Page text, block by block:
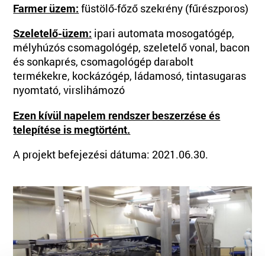
Farmer üzem: füstölő-főző szekrény (fűrészporos)
Szeletelő-üzem: ipari automata mosogatógép,
mélyhúzós csomagológép, szeletelő vonal, bacon
és sonkaprés, csomagológép darabolt
termékekre, kockázógép, ládamosó, tintasugaras
nyomtató, virslihámozó
Ezen kívül napelem rendszer beszerzése és
telepítése is megtörtént.
A projekt befejezési dátuma: 2021.06.30.